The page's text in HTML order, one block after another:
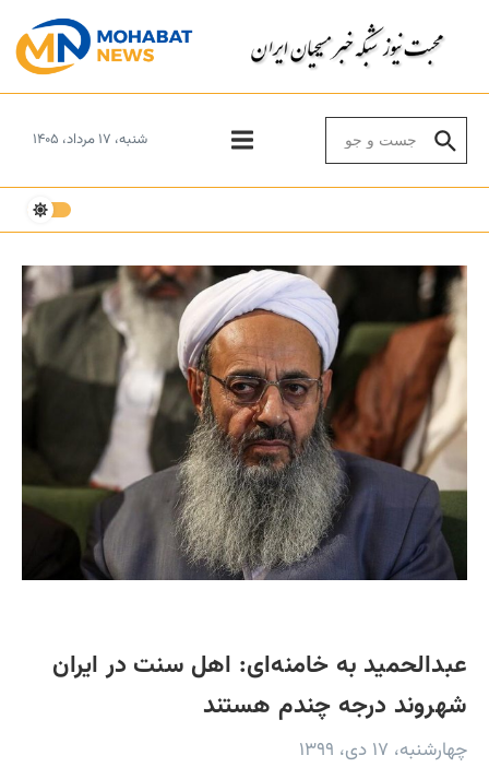
شنبه، ۱۷ مرداد، ۱۴۰۵
عبدالحمید به خامنه‌ای: اهل سنت در ایران
شهروند درجه چندم هستند
چهارشنبه، ۱۷ دی، ۱۳۹۹